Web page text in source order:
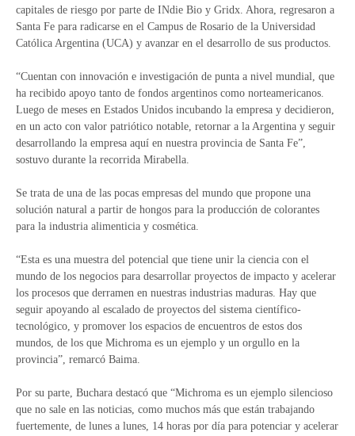
capitales de riesgo por parte de INdie Bio y Gridx. Ahora, regresaron a
Santa Fe para radicarse en el Campus de Rosario de la Universidad
Católica Argentina (UCA) y avanzar en el desarrollo de sus productos.
“Cuentan con innovación e investigación de punta a nivel mundial, que
ha recibido apoyo tanto de fondos argentinos como norteamericanos.
Luego de meses en Estados Unidos incubando la empresa y decidieron,
en un acto con valor patriótico notable, retornar a la Argentina y seguir
desarrollando la empresa aquí en nuestra provincia de Santa Fe”,
sostuvo durante la recorrida Mirabella.
Se trata de una de las pocas empresas del mundo que propone una
solución natural a partir de hongos para la producción de colorantes
para la industria alimenticia y cosmética.
“Esta es una muestra del potencial que tiene unir la ciencia con el
mundo de los negocios para desarrollar proyectos de impacto y acelerar
los procesos que derramen en nuestras industrias maduras. Hay que
seguir apoyando al escalado de proyectos del sistema científico-
tecnológico, y promover los espacios de encuentros de estos dos
mundos, de los que Michroma es un ejemplo y un orgullo en la
provincia”, remarcó Baima.
Por su parte, Buchara destacó que “Michroma es un ejemplo silencioso
que no sale en las noticias, como muchos más que están trabajando
fuertemente, de lunes a lunes, 14 horas por día para potenciar y acelerar